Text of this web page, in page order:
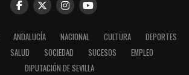
ANDALUCÍA NACIONAL CULTURA
DEPORTES
SALUD SOCIEDAD SUCESOS
EMPLEO
DIPUTACIÓN DE SEVILLA